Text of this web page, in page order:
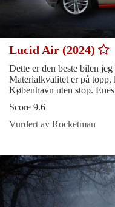
Lucid Air (2024)
Dette er den beste bilen
Materialkvalitet er på
København uten stop.
Score 9.6
Vurdert av Rocketman